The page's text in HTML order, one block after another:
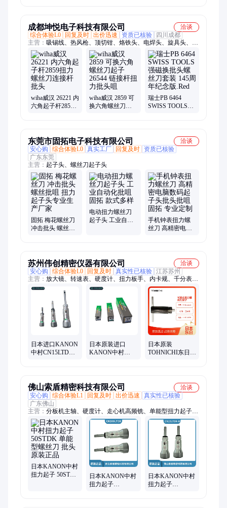
成都坤悦电子科技有限公司
洽谈
综合体验L0
回复及时 出价迅速 资质已核验
四川成都
主营： 吸锡线、热风枪、顶切钳、烙铁头、电焊头、旋具头、转
接头、监测仪、烧瓶钳、压线钳、剥线钳、返修台、发热芯、密
封圈、过滤芯、吸烟仪、测温仪、示波器、取出器、热剥器、剪
切钳、吸锡嘴、剪线钳、狙鼻钳、接插件
wiha威汉 26221 内
六角起子杆2859
wiha威汉 2859 可
换六角螺丝刀起
瑞士PB 6464
SWISS TOOLS强
东莞市固拓电子科技有限公司
洽谈
安心购
综合体验L0 真实工厂 回复及时
资质已核验
广东东莞
主营： 起子头、螺丝刀起子头
固拓 梅花螺丝刀
冲击批头 螺丝批
电动扭力螺丝刀
起子头 工业自动
手机钟表扭力螺
丝刀 高精密电脑
苏州伟创精密仪器有限公司
洽谈
安心购
综合体验L0 回复及时 真实性已核验 江苏苏州
主营： 放大镜、转速表、硬度计、扭力板手、内卡规、千分表、
角度规、显微镜、螺丝刀、投影仪、检验器、泻精机、打磨机、
螺纹环、百分表、研磨机、检测仪器、数显卡尺、接地电阻、矩
形量块、气动工具、粗糙度仪、游标卡尺、防冷却液、测力仪表
日本进口KANON
中村CN15LTDK
日本原装进口
KANON中村
日本原装
TOHNICHI东日
佛山索盾精密科技有限公司
洽谈
安心购
综合体验L1 回复及时 出价迅速
真实性已核验
广东佛山
主营： 分板机主轴、硬度计、走心机高频铣、单能型扭力起子、
CNC增速器、气动主轴
日本KANON中村
扭力起子 50STDK
日本KANON中村
扭力起子
日本KANON中村
扭力起子